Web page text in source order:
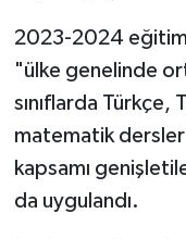
2023-2024 eğitim
"ülke genelinde
sınıflarda Türkçe,
matematik
kapsamı
da uygulandı.